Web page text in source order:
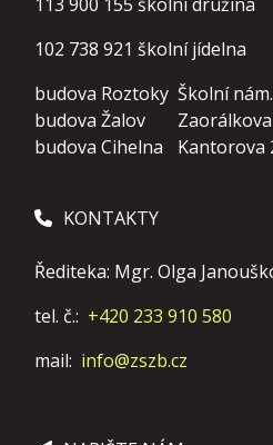
102 738 921 školní jídelna
budova Roztoky Školní
budova Žalov
budova Cihelna
Kantorova
KONTAKTY
Řediteka: Mgr. Olga
tel. č.: +420 233 910 580
mail: info@zszb.cz